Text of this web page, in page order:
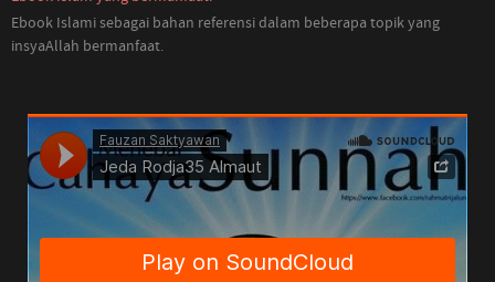
Ebook Islami sebagai bahan referensi dalam beberapa topik yang
insyaAllah bermanfaat.